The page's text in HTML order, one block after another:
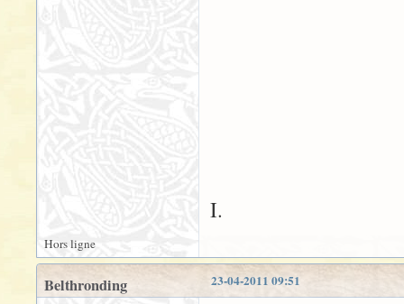
I.
Hors ligne
23-04-2011 09:51
Belthronding